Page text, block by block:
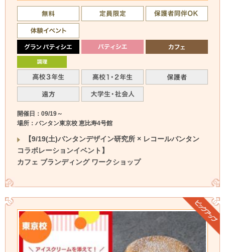
開催日：09/19～
場所：バンタン東京校 恵比寿4号館
【9/19(土)バンタンデザイン研究所 × レコールバンタン
コラボレーションイベント】
カフェ ブランディング ワークショップ